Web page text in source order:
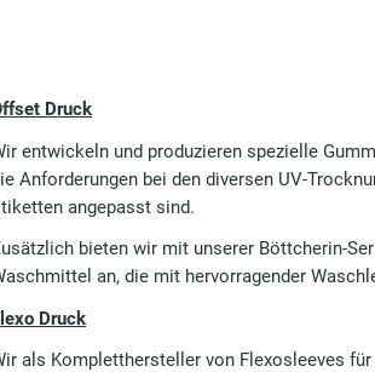
Druck
entwickeln und produzieren spezielle
Anforderungen bei den diversen UV-
angepasst sind.
bieten wir mit unserer Böttcherin-
an, die mit hervorragender
Druck
als Kompletthersteller von Flexosleeves